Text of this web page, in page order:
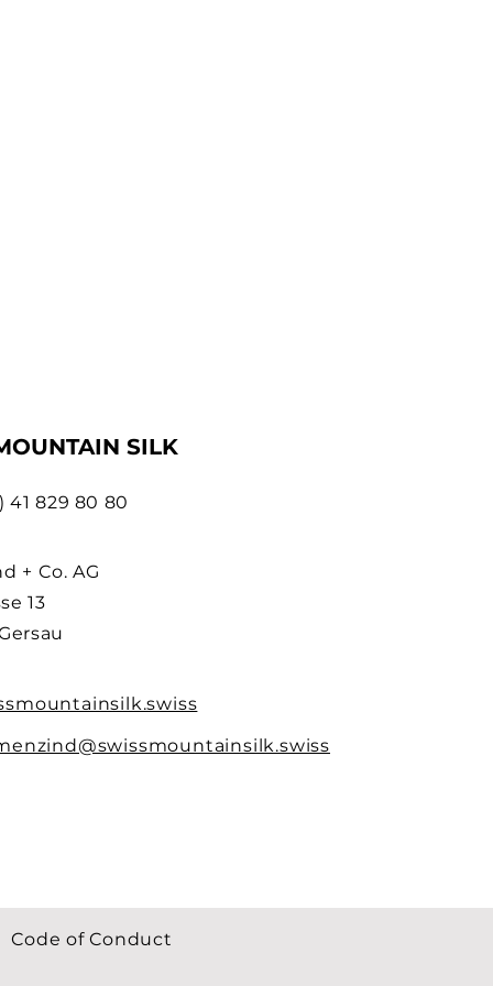
SILK
41 829 80 80
+ Co. AG
13
Code of Conduct